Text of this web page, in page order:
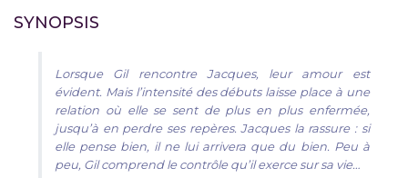
SYNOPSIS
Lorsque Gil rencontre Jacques, leur amour est
évident. Mais l’intensité des débuts laisse place à une
relation où elle se sent de plus en plus enfermée,
jusqu’à en perdre ses repères.Jacques la rassure : si
elle pense bien, il ne lui arrivera que du bien. Peu à
peu, Gil comprend le contrôle qu’il exerce sur sa vie…